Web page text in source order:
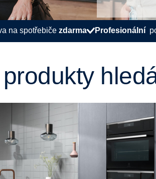
na spotřebiče zdarma Profesionální